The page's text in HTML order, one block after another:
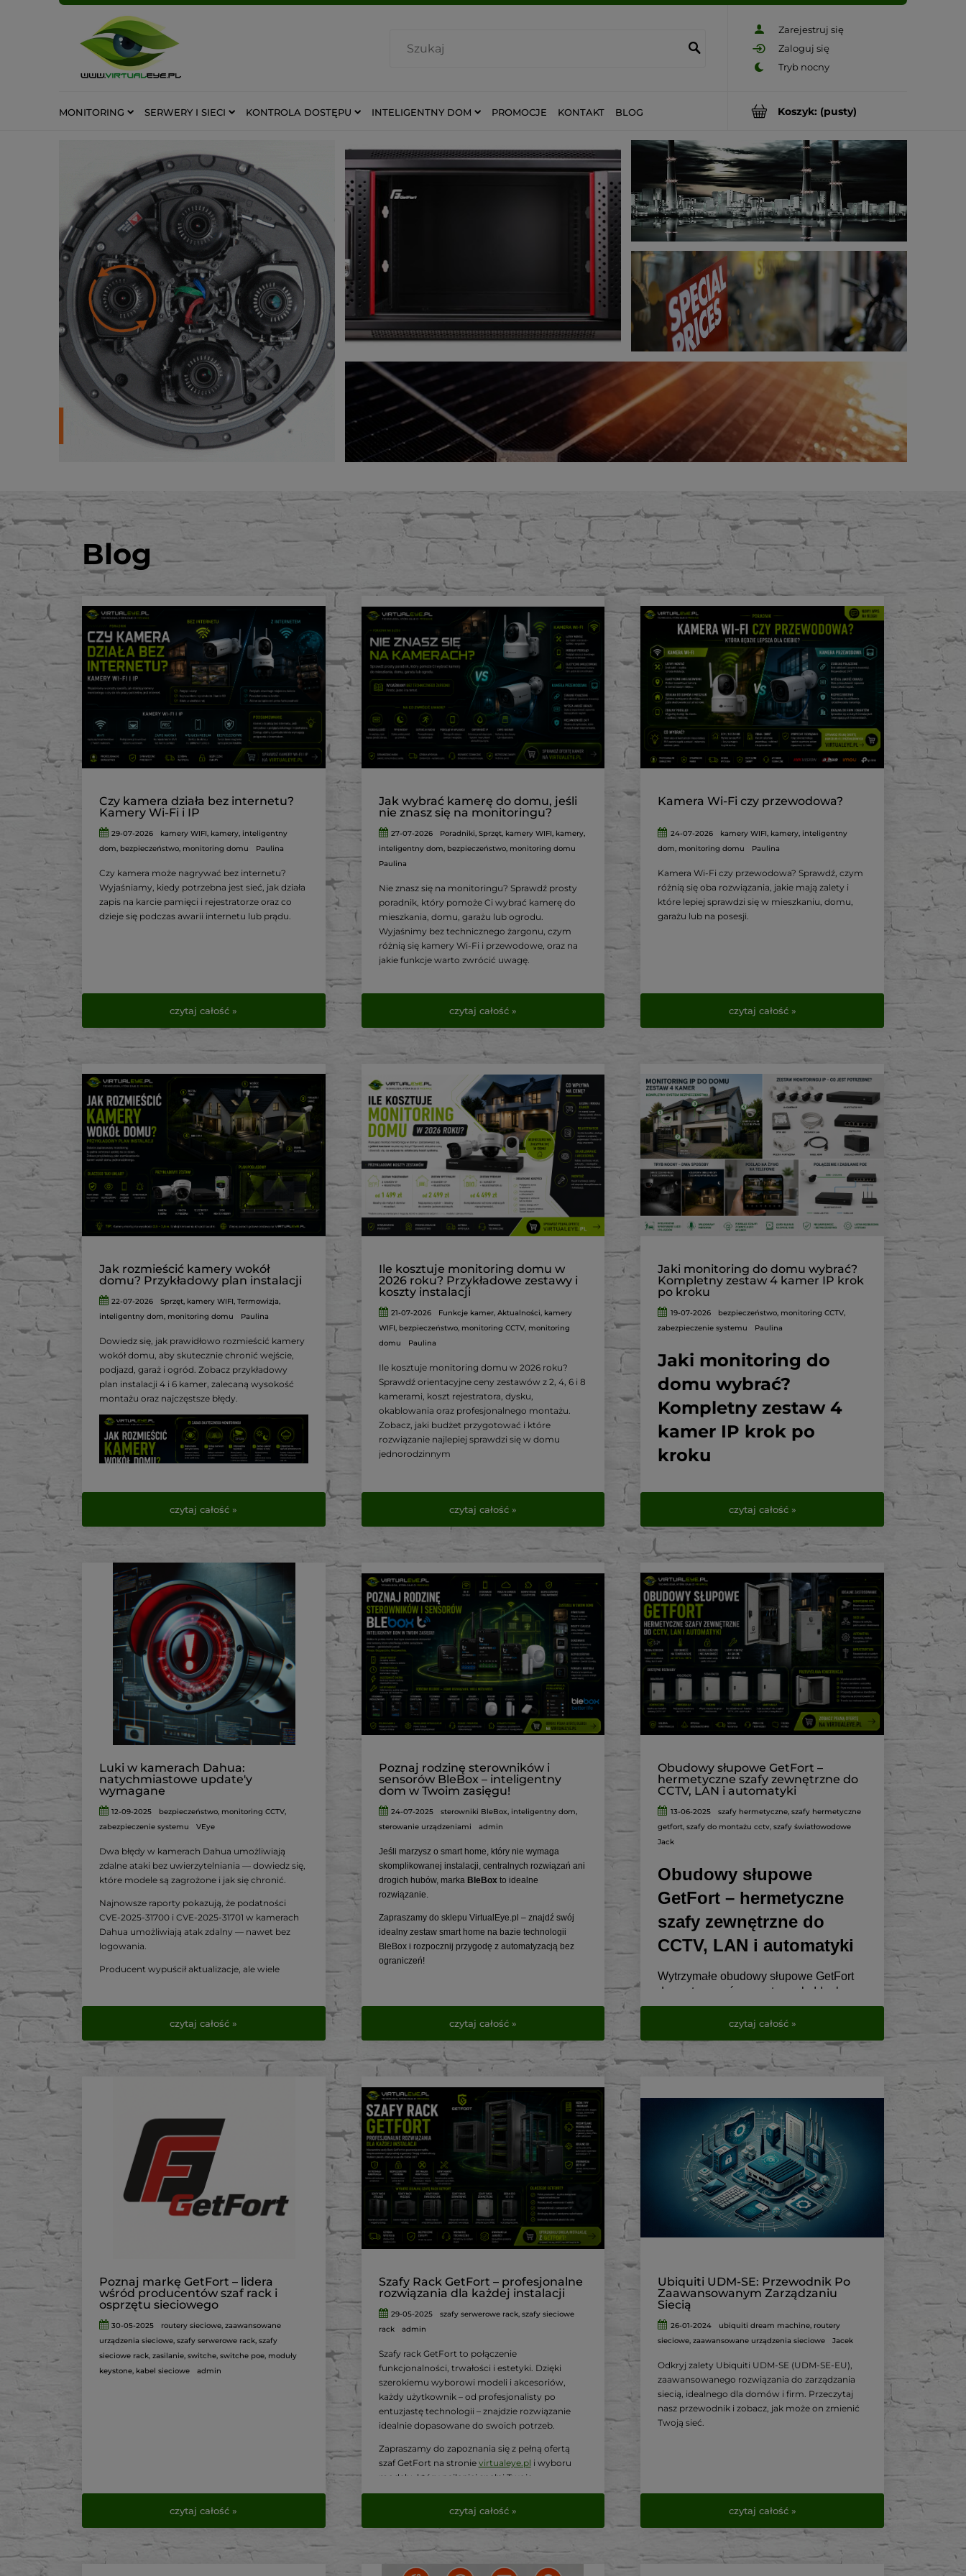
Zarejestruj się
Zaloguj się
Koszyk: (pusty)
MONITORING SERWERY I SIECI KONTROLA DOSTĘPU INTELIGENTNY DOM PROMOCJE KONTAKT BLOG
Czy kamera działa bez internetu?
Kamery Wi-Fi i IP
29-07-2026 kamery WIFI, kamery, inteligentny
dom, bezpieczeństwo, monitoring domu Paulina
Czy kamera może nagrywać bez internetu?
Wyjaśniamy, kiedy potrzebna jest sieć, jak działa
zapis na karcie pamięci i rejestratorze oraz co
dzieje się podczas awarii internetu lub prądu.
czytaj całość »
Jak wybrać kamerę do domu, jeśli
nie znasz się na monitoringu?
27-07-2026 Poradniki, Sprzęt, kamery WIFI, kamery,
inteligentny dom, bezpieczeństwo, monitoring domu
Paulina
Nie znasz się na monitoringu? Sprawdź prosty
poradnik, który pomoże Ci wybrać kamerę do
mieszkania, domu, garażu lub ogrodu.
Wyjaśnimy bez technicznego żargonu, czym
różnią się kamery Wi-Fi i przewodowe, oraz na
jakie funkcje warto zwrócić uwagę.
czytaj całość »
Kamera Wi-Fi czy przewodowa?
24-07-2026 kamery WIFI, kamery, inteligentny
dom, monitoring domu Paulina
Kamera Wi-Fi czy przewodowa? Sprawdź, czym
różnią się oba rozwiązania, jakie mają zalety i
które lepiej sprawdzi się w mieszkaniu, domu,
garażu lub na posesji.
czytaj całość »
Jak rozmieścić kamery wokół
domu? Przykładowy plan instalacji
22-07-2026 Sprzęt, kamery WIFI,Termowizja,
inteligentny dom, monitoring domu Paulina
Dowiedz się, jak prawidłowo rozmieścić kamery
wokół domu, aby skutecznie chronić wejście,
podjazd, garaż i ogród. Zobacz przykładowy
plan instalacji 4 i 6 kamer, zalecaną wysokość
montażu oraz najczęstsze błędy.
czytaj całość »
Ile kosztuje monitoring domu w
2026 roku? Przykładowe zestawy i
koszty instalacji
21-07-2026 Funkcje kamer, Aktualności, kamery
WIFI, bezpieczeństwo, monitoring CCTV, monitoring
domu
Paulina
Ile kosztuje monitoring domu w 2026 roku?
Sprawdź orientacyjne ceny zestawów z 2, 4, 6 i 8
kamerami, koszt rejestratora, dysku,
okablowania oraz profesjonalnego montażu.
Zobacz, jaki budżet przygotować i które
rozwiązanie najlepiej sprawdzi się w domu
jednorodzinnym
czytaj całość »
Jaki monitoring do domu wybrać?
Kompletny zestaw 4 kamer IP krok
po kroku
19-07-2026 bezpieczeństwo, monitoring CCTV,
zabezpieczenie systemu
Paulina
Jaki monitoring do
domu wybrać?
Kompletny zestaw 4
kamer IP krok po
kroku
i dużych obiektów. Nowoczesny system kamer
IP może skutecznie zabezpieczać dom, ogród,
podjazd, garaż oraz wejście na posesję. Pozwala
również sprawdzić sytuację wokół budynku z
dowolnego miejsca za pomocą telefonu.
Najczęstszy problem pojawia się jednak podczas
wyboru urządzeń. Sama kamera nie tworzy
jeszcze kompletnego systemu monitoringu.
Potrzebne są również rejestrator, dysk,
odpowiednie zasilanie, przewody oraz akcesoria
montażowe.
W tym poradniku pokazujemy, jak dobrać
kompletny zestaw monitoringu składający się z
czterech kamer IP. Osoby, które szukają
gotowego rozwiązania, mogą od razu
w VirtualEye.pl
czytaj całość »
Luki w kamerach Dahua:
natychmiastowe update'y
wymagane
12-09-2025 bezpieczeństwo, monitoring CCTV,
zabezpieczenie systemu
VEye
Dwa błędy w kamerach Dahua umożliwiają
zdalne ataki bez uwierzytelniania — dowiedz się,
które modele są zagrożone i jak się chronić.
Najnowsze raporty pokazują, że podatności
CVE‑2025‑31700 i CVE‑2025‑31701 w kamerach
Dahua umożliwiają atak zdalny — nawet bez
logowania.
Producent wypuścił aktualizacje, ale wiele
czytaj całość »
Poznaj rodzinę sterowników i
sensorów BleBox – inteligentny
dom w Twoim zasięgu!
24-07-2025 sterowniki BleBox, inteligentny dom,
sterowanie urządzeniami
admin
Jeśli marzysz o smart home, który nie wymaga
skomplikowanej instalacji, centralnych rozwiązań ani
drogich hubów, marka BleBoxto idealne
rozwiązanie.
Zapraszamy do sklepu VirtualEye.pl – znajdź swój
idealny zestaw smart home na bazie technologii
BleBox i rozpocznij przygodę z automatyzacją bez
ograniczeń!
czytaj całość »
Obudowy słupowe GetFort –
hermetyczne szafy zewnętrzne do
CCTV, LAN i automatyki
13-06-2025 szafy hermetyczne, szafy hermetyczne
getfort,szafy do montażu cctv,szafy światłowodowe
Jack
Obudowy słupowe
GetFort – hermetyczne
szafy zewnętrzne do
CCTV, LAN i automatyki
Wytrzymałe obudowy słupowe GetFort
do zastosowań zewnętrznych. Idealne
do CCTV, telekomunikacji, elektryki i
Sprawdź dostępne modele w
VirtualEye.pl.
czytaj całość »
Poznaj markę GetFort – lidera
wśród producentów szaf rack i
osprzętu sieciowego
30-05-2025 routery sieciowe,zaawansowane
urządzenia sieciowe, szafy serwerowe rack, szafy
sieciowe rack, zasilanie, switche, switche poe, moduły
keystone, kabel sieciowe admin
czytaj całość »
Szafy Rack GetFort – profesjonalne
rozwiązania dla każdej instalacji
29-05-2025 szafy serwerowe rack, szafy sieciowe
rack
admin
Szafy rack GetFort to połączenie
funkcjonalności, trwałości i estetyki. Dzięki
szerokiemu wyborowi modeli i akcesoriów,
każdy użytkownik – od profesjonalisty po
entuzjastę technologii – znajdzie rozwiązanie
idealnie dopasowane do swoich potrzeb.
Zapraszamy do zapoznania się z pełną ofertą
szaf GetFort na stronie virtualeye.pl i wyboru
modelu, który najlepiej spełni Twoje
oczekiwania.
czytaj całość »
Ubiquiti UDM-SE: Przewodnik Po
Zaawansowanym Zarządzaniu
Siecią
26-01-2024 ubiquiti dream machine, routery
sieciowe,zaawansowane urządzenia sieciowe Jacek
Odkryj zalety Ubiquiti UDM-SE (UDM-SE-EU),
zaawansowanego rozwiązania do zarządzania
siecią, idealnego dla domów i firm. Przeczytaj
nasz przewodnik i zobacz, jak może on zmienić
Twoją sieć.
czytaj całość »